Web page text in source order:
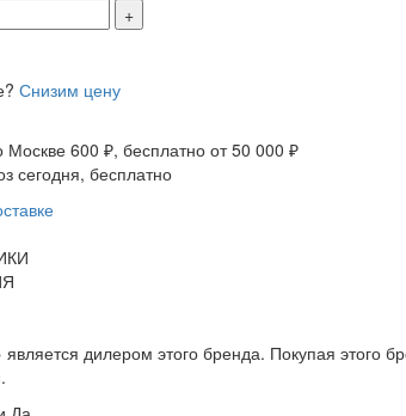
+
Снизим цену
Москве 600 ₽, бесплатно от 50 000 ₽
сегодня, бесплатно
дилером этого бренда. Покупая этого